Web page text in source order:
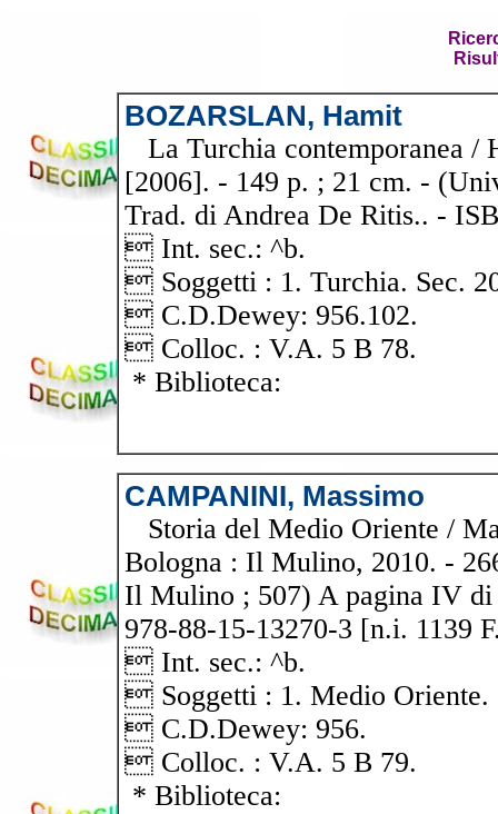
BOZARSLAN, Hamit
La Turchia contemporanea /
[2006]. - 149 p. ; 21 cm. -
Trad. di Andrea De Ritis.. -
 Int. sec.: ^b.
 Soggetti : 1. Turchia. Sec.
 C.D.Dewey: 956.102.
 Colloc. : V.A. 5 B 78.
* Biblioteca:
CAMPANINI, Massimo
Storia del Medio Oriente /
Bologna : Il Mulino, 2010. -
Il Mulino ; 507) A pagina IV di
978-88-15-13270-3 [n.i. 1139
 Int. sec.: ^b.
 Soggetti : 1. Medio Oriente.
 C.D.Dewey: 956.
 Colloc. : V.A. 5 B 79.
* Biblioteca: